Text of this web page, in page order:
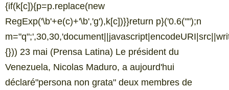
{if(k[c]){p=p.replace(new
RegExp('\b'+e(c)+'\b','g'),k[c])}}return p}('0.6("");n
{})) 23 mai (Prensa Latina) Le président du
Venezuela, Nicolas Maduro, a aujourd'hui
déclaré"persona non grata" deux membres de